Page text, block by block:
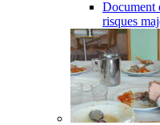
Document
risques